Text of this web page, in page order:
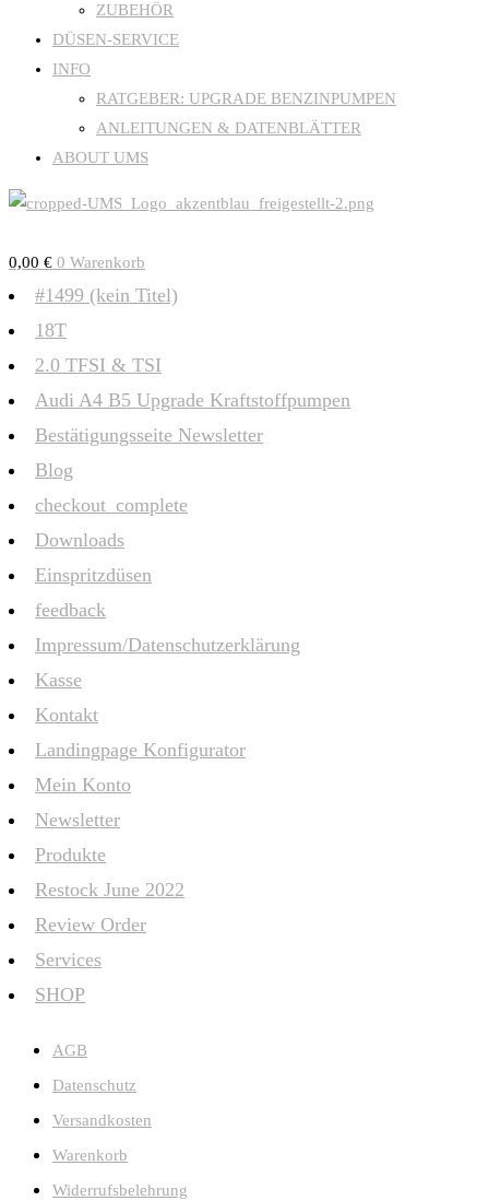
ZUBEHÖR
DÜSEN-SERVICE
INFO
RATGEBER: UPGRADE BENZINPUMPEN
ANLEITUNGEN & DATENBLÄTTER
ABOUT UMS
0,00 € 0 Warenkorb
#1499 (kein Titel)
18T
2.0 TFSI & TSI
Audi A4 B5 Upgrade Kraftstoffpumpen
Bestätigungsseite Newsletter
Blog
checkout_complete
Downloads
Einspritzdüsen
feedback
Impressum/Datenschutzerklärung
Kasse
Kontakt
Landingpage Konfigurator
Mein Konto
Newsletter
Produkte
Restock June 2022
Review Order
Services
SHOP
AGB
Datenschutz
Versandkosten
Warenkorb
Widerrufsbelehrung